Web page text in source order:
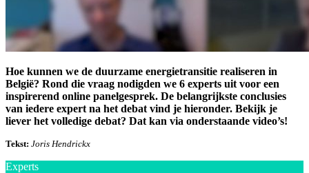
Hoe kunnen we de duurzame energietransitie realiseren in
België? Rond die vraag nodigden we 6 experts uit voor een
inspirerend online panelgesprek. De belangrijkste conclusies
van iedere expert na het debat vind je hieronder. Bekijk je
liever het volledige debat? Dat kan via onderstaande video’s!
Tekst: Joris Hendrickx
Experts